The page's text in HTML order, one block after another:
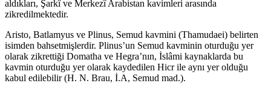
aldıkları, Şarkî ve Merkezî Arabistan kavimleri arasında
zikredilmektedir.
Aristo, Batlamyus ve Plinus, Semud kavmini (Thamudaei) belirten
isimden bahsetmişlerdir. Plinus’un Semud kavminin oturduğu yer
olarak zikrettiği Domatha ve Hegra’nın, İslâmi kaynaklarda bu
kavmin oturduğu yer olarak kaydedilen Hicr ile aynı yer olduğu
kabul edilebilir (H. N. Brau, İ.A, Semud mad.).